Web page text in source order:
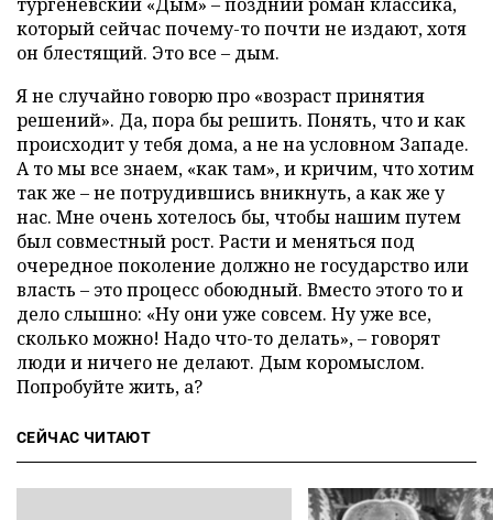
который сейчас почему-то почти не издают, хотя
он блестящий. Это все – дым.
Я не случайно говорю про «возраст принятия
решений». Да, пора бы решить. Понять, что и как
происходит у тебя дома, а не на условном Западе.
А то мы все знаем, «как там», и кричим, что хотим
так же – не потрудившись вникнуть, а как же у
нас. Мне очень хотелось бы, чтобы нашим путем
был совместный рост. Расти и меняться под
очередное поколение должно не государство или
власть – это процесс обоюдный. Вместо этого то и
дело слышно: «Ну они уже совсем. Ну уже все,
сколько можно! Надо что-то делать», – говорят
люди и ничего не делают. Дым коромыслом.
Попробуйте жить, а?
СЕЙЧАС ЧИТАЮТ